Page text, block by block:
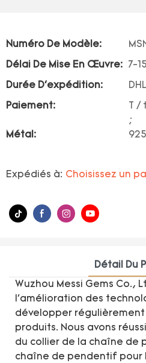
Numéro De Modèle:
Délai De Mise En Œuvre: 7-
Durée D'expédition:
Paiement:
T
;
Métal:
Expédiés à: Choisissez un
Détail Du
Wuzhou Messi Gems Co.,
l'amélioration des
développer
produits. Nous avons
du collier de la chaîne de
chaîne de pendentif pour